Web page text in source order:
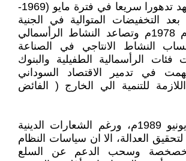
علي أن الوضع شهد تدهورا سريعا في فترة مايو (1969-
بعد التخفيضات المتوالية في الجنية
السوداني بعد عام 1978م وتصاعد النشاط الرأسمالي
النشاط الانتاجي في الصناعة
فئات الرأسمالية الطفيلية والبنوك
في تدمير الاقتصاد السوداني
للتنمية الي الخارج ( الفائض
وبعد انقلاب 30 يونيو 1989م، ورغم الشعارات الدينية
لتحقيق العدالة، الا ان سياسات النظام
وسحب الدعم عن السلع